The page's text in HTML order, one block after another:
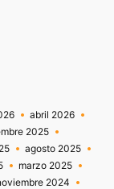
abril 2026
2025
agosto 2025
marzo 2025
2024